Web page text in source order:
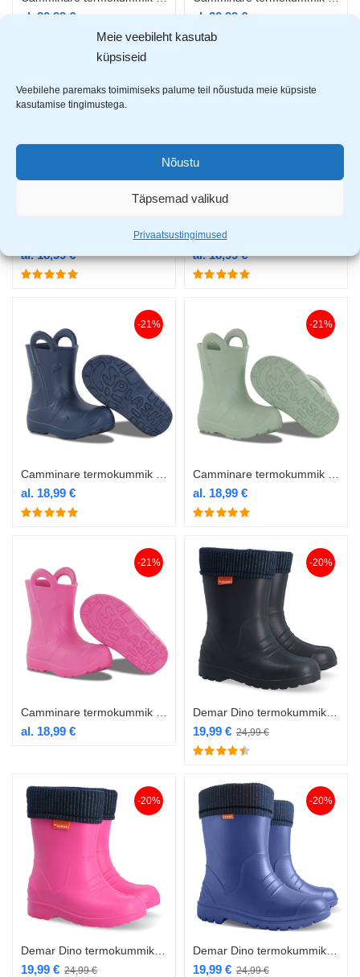
Meie veebileht kasutab
küpsiseid
Veebilehe paremaks toimimiseks palume teil nõustuda meie küpsiste
kasutamise tingimustega.
Nõustu
Täpsemad valikud
Privaatsustingimused
al.20,99€ al.20,99€
-21%
Camminare termokummik Splash camel
al.18,99€
-21%
al.18,99€
-21%
al. 18,99 €
-21%
al. 18,99 €
-21%
al. 18,99 €
-20%
24,99€
19,99 €
-20%
24,99€
19,99 €
-20%
24,99€
19,99 €